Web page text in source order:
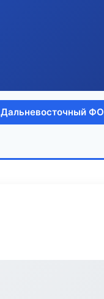
Дальневосточный ФО